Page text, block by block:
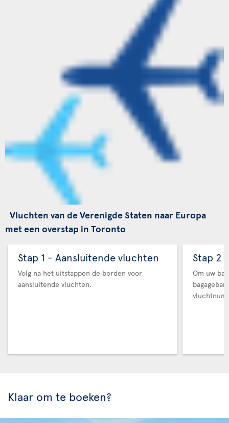
Vluchten van de Verenigde Staten naar Europa
met een overstap in Toronto
Stap 1 - Aansluitende vluchten
Volg na het uitstappen de borden voor
aansluitende vluchten.
Stap 2
Om uw
Klaar om te boeken?